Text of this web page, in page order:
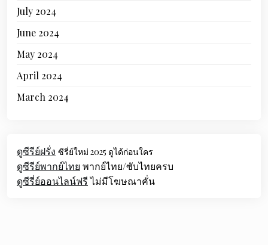
July 2024
June 2024
May 2024
April 2024
March 2024
ดูซีรีย์ฝรั่ง ซีรี่ย์ใหม่ 2025 ดูได้ก่อนใคร
ดูซีรีย์พากย์ไทย พากย์ไทย/ซับไทยครบ
ดูซีรี่ย์ออนไลน์ฟรีไม่มีโฆษณาคั่น